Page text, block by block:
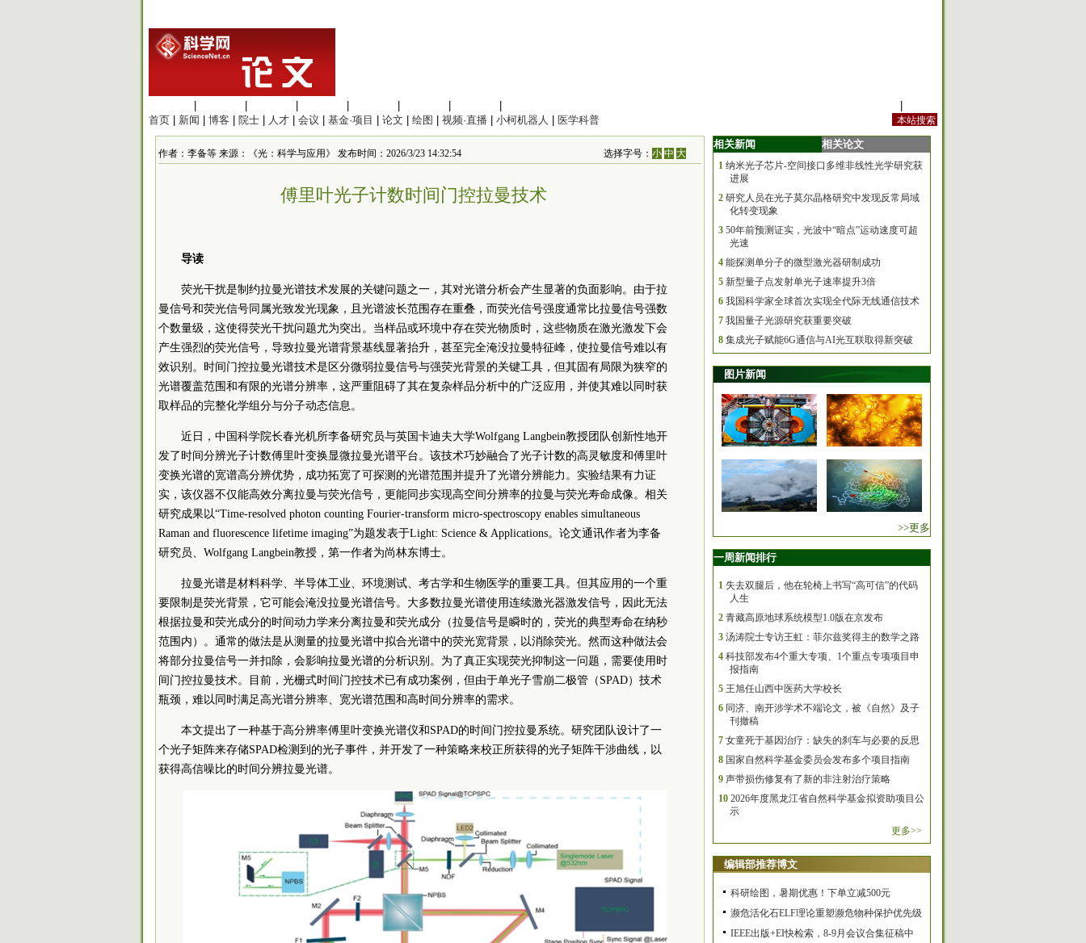
首页
新闻 博客 院士 人才 会议 基金·项目 论文 绘图 视频·直播 小柯机器人 医学科普
作者：李备等 来源：《光：科学与应用》 发布时间：2026/3/23 14:32:54 选择字号：小 中 大
傅里叶光子计数时间门控拉曼技术
导读
荧光干扰是制约拉曼光谱技术发展的关键问题之一，其对光谱分析会产生显著的负面影响。由于拉
曼信号和荧光信号同属光致发光现象，且光谱波长范围存在重叠，而荧光信号强度通常比拉曼信号强数
个数量级，这使得荧光干扰问题尤为突出。当样品或环境中存在荧光物质时，这些物质在激光激发下会
产生强烈的荧光信号，导致拉曼光谱背景基线显著抬升，甚至完全淹没拉曼特征峰，使拉曼信号难以有
效识别。时间门控拉曼光谱技术是区分微弱拉曼信号与强荧光背景的关键工具，但其固有局限为狭窄的
光谱覆盖范围和有限的光谱分辨率，这严重阻碍了其在复杂样品分析中的广泛应用，并使其难以同时获
取样品的完整化学组分与分子动态信息。
近日，中国 科学院长春光机所李备研究员与英国卡迪夫大学Wolfgang Langbein教授团队创新性地开
发了时间分辨光子计数傅里叶变换显微拉曼光谱平台。该技术巧妙融合了光子计数的高灵敏度和傅里叶
变换光谱的宽谱高分辨优势，成功拓宽了可探测的光谱范围并提升了光谱分辨能力。实验结果有力证
实，该仪器不仅能高效分离拉曼与荧光信号，更能同步实现高空间分辨率的拉曼与荧光寿命成像。相关
研究成果以“Time-resolved photon counting Fourier-transform micro-spectroscopy enables simultaneous
Raman and fluorescence lifetime imaging”为题发表于Light: Science & Applications。论文通讯作者为李备
研究员、Wolfgang Langbein教授，第一作者为尚林东博士。
拉曼光谱是材料科学、半导体工业、环境测试、考古学和生物医学的重要工具。但其应用的一个重
要限制是荧光背景，它可能会淹没拉曼光谱信号。大多数拉曼光谱使用连续激光器激发信号，因此无法
根据拉曼和荧光成分的时间动力学来分离拉曼和荧光成分（拉曼信号是瞬时的，荧光的典型寿命在纳秒
范围内）。通常的做法是从测量的拉曼光谱中拟合光谱中的荧光宽背景，以消除荧光。然而这种做法会
将部分拉曼信号一并扣除，会影响拉曼光谱的分析识别。为了真正实现荧光抑制这一问题，需要使用时
间门控拉曼技术。目前，光栅式时间门控技术已有成功案例，但由于单光子雪崩二极管（SPAD）技术
瓶颈，难以同时满足高光谱分辨率、宽光谱范围和高时间分辨率的需求。
本文提出了一种基于高分辨率傅里叶变换光谱仪和SPAD的时间门控拉曼系统。研究团队设计了一
个光子矩阵来存储SPAD检测到的光子事件，并开发了一种策略来校正所获得的光子矩阵干涉曲线，以
获得高信噪比的时间分辨拉曼光谱。
相关新闻 相关论文
1 纳米光子芯片-空间接口多维非线性光学研究获
进展
2 研究人员在光子莫尔晶格研究中发现反常局域
化转变现象
3 50年前预测证实，光波中“暗点”运动速度可超
光速
4 能探测单分子的微型激光器研制成功
5 新型量子点发射单光子速率提升3倍
6 我国科学家全球首次实现全代际无线通信技术
7 我国量子光源研究获重要突破
8 集成光子赋能6G通信与AI光互联取得新突破
图片新闻
>>更多
一周新闻排行
1 失去双腿后，他在轮椅上书写“高可信”的代码
人生
2 青藏高原地球系统模型1.0版在京发布
3 汤涛院士专访王虹：菲尔兹奖得主的数学之路
4 科技部发布4个重大专项、1个重点专项项目申
报指南
5 王旭任山西中医药大学校长
6 同济、南开涉学术不端论文，被《自然》及子
刊撤稿
7 女童死于基因治疗：缺失的刹车与必要的反思
8 国家自然科学基金委员会发布多个项目指南
9 声带损伤修复有了新的非注射治疗策略
10 2026年度黑龙江省自然科学基金拟资助项目公
示
更多>>
编辑部推荐博文
科研绘图，暑期优惠！下单立减500元
濒危活化石ELF理论重塑濒危物种保护优先级
IEEE出版+EI快检索，8-9月会议合集征稿中